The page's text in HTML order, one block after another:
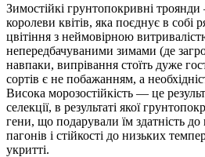
Зимостійкі грунтопокривні
королеви квітів, яка поєднує в собі
цвітіння з неймовірною
непередбачуваними зимами (де
навпаки, випрівання стоїть дуже
сортів є не побажанням, а
Висока морозостійкість — це
селекції, в результаті якої
гени, що подарували їм здатність
пагонів і стійкості до низьких
укритті.